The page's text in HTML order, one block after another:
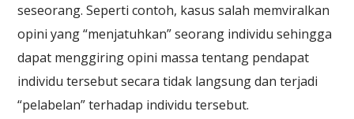
seseorang. Seperti contoh, kasus salah memviralkan
opini yang “menjatuhkan” seorang individu sehingga
dapat menggiring opini massa tentang pendapat
individu tersebut secara tidak langsung dan terjadi
“pelabelan” terhadap individu tersebut.